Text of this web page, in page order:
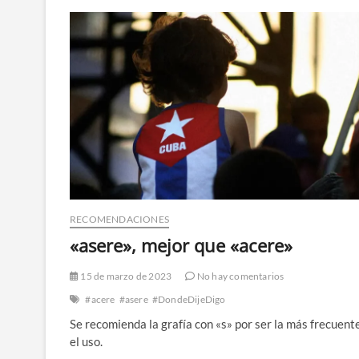
RECOMENDACIONES
«asere», mejor que «acere»
15 de marzo de 2023
No hay comentarios
#acere #asere #DondeDijeDigo
Se recomienda la grafía con «s» por ser la más
el uso.